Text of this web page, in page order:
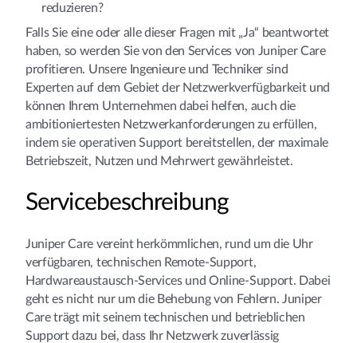
reduzieren?
Falls Sie eine oder alle dieser Fragen mit „Ja“ beantwortet
haben, so werden Sie von den Services von Juniper Care
profitieren. Unsere Ingenieure und Techniker sind
Experten auf dem Gebiet der Netzwerkverfügbarkeit und
können Ihrem Unternehmen dabei helfen, auch die
ambitioniertesten Netzwerkanforderungen zu erfüllen,
indem sie operativen Support bereitstellen, der maximale
Betriebszeit, Nutzen und Mehrwert gewährleistet.
Servicebeschreibung
Juniper Care vereint herkömmlichen, rund um die Uhr
verfügbaren, technischen Remote-Support,
Hardwareaustausch-Services und Online-Support. Dabei
geht es nicht nur um die Behebung von Fehlern. Juniper
Care trägt mit seinem technischen und betrieblichen
Support dazu bei, dass Ihr Netzwerk zuverlässig